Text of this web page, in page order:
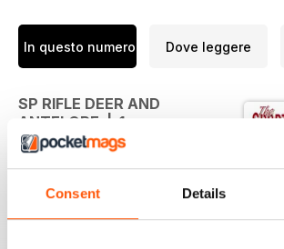
Consent Details
In questo numero Dove leggere
SP RIFLE DEER AND
ANTELOPE | 1
The Sporting Rifle book of Deer
from across the world. From the
publishers of Sporting Rifle - the 4